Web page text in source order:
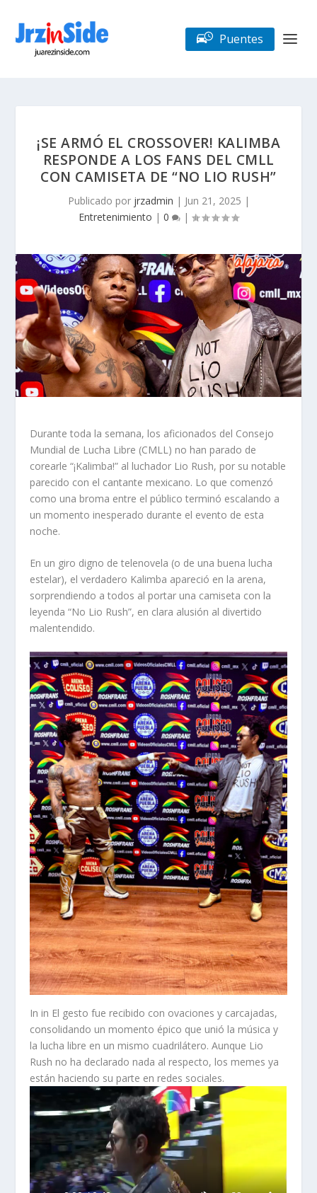
Puentes
¡SE ARMÓ EL CROSSOVER! KALIMBA
RESPONDE A LOS FANS DEL CMLL
CON CAMISETA DE “NO LIO RUSH”
Publicado por jrzadmin | Jun 21, 2025 |
Entretenimiento | 0 |
Durante toda la semana, los aficionados del Consejo
Mundial de Lucha Libre (CMLL) no han parado de
corearle “¡Kalimba!” al luchador Lio Rush, por su notable
parecido con el cantante mexicano. Lo que comenzó
como una broma entre el público terminó escalando a
un momento inesperado durante el evento de esta
noche.
En un giro digno de telenovela (o de una buena lucha
estelar), el verdadero Kalimba apareció en la arena,
sorprendiendo a todos al portar una camiseta con la
leyenda “No Lio Rush”, en clara alusión al divertido
malentendido.
In in El gesto fue recibido con ovaciones y carcajadas,
consolidando un momento épico que unió la música y
la lucha libre en un mismo cuadrilátero. Aunque Lio
Rush no ha declarado nada al respecto, los memes ya
están haciendo su parte en redes sociales.